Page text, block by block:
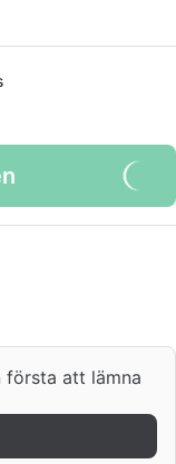
första att lämna